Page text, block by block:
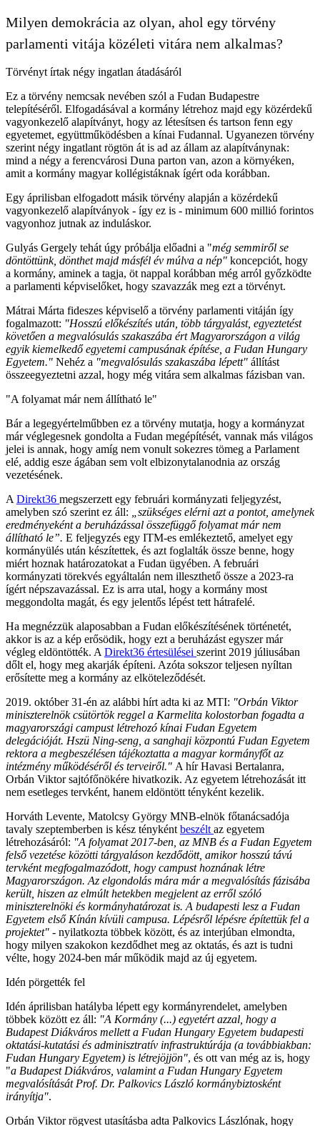
Milyen demokrácia az olyan, ahol egy törvény
parlamenti vitája közéleti vitára nem alkalmas?
Törvényt írtak négy ingatlan átadásáról
Ez a törvény nemcsak nevében szól a Fudan Budapestre
telepítéséről. Elfogadásával a kormány létrehoz majd egy közérdekű
vagyonkezelő alapítványt, hogy az létesítsen és tartson fenn egy
egyetemet, együttműködésben a kínai Fudannal. Ugyanezen törvény
szerint négy ingatlant rögtön át is ad az állam az alapítványnak:
mind a négy a ferencvárosi Duna parton van, azon a környéken,
amit a kormány magyar kollégistáknak ígért oda korábban.
Egy áprilisban elfogadott másik törvény alapján a közérdekű
vagyonkezelő alapítványok - így ez is - minimum 600 millió forintos
vagyonhoz jutnak az induláskor.
Gulyás Gergely tehát úgy próbálja előadni a "még semmiről se
döntöttünk, dönthet majd másfél év múlva a nép" koncepciót, hogy
a kormány, aminek a tagja, öt nappal korábban még arról győzködte
a parlamenti képviselőket, hogy szavazzák meg ezt a törvényt.
Mátrai Márta fideszes képviselő a törvény parlamenti vitáján így
fogalmazott: "Hosszú előkészítés után, több tárgyalást, egyeztetést
követően a megvalósulás szakaszába ért Magyarországon a világ
egyik kiemelkedő egyetemi campusának építése, a Fudan Hungary
Egyetem." Nehéz a "megvalósulás szakaszába lépett" állítást
összeegyeztetni azzal, hogy még vitára sem alkalmas fázisban van.
"A folyamat már nem állítható le"
Bár a legegyértelműbben ez a törvény mutatja, hogy a kormányzat
már véglegesnek gondolta a Fudan megépítését, vannak más világos
jelei is annak, hogy amíg nem vonult sokezres tömeg a Parlament
elé, addig esze ágában sem volt elbizonytalanodnia az ország
vezetésének.
A Direkt36 megszerzett egy februári kormányzati feljegyzést,
amelyben szó szerint ez áll:
„szükséges elérni azt a pontot, amelynek
eredményeként a beruházással összefüggő folyamat már nem
állítható le”. E feljegyzés egy ITM-es emlékeztető, amelyet egy
kormányülés után készítettek, és azt foglalták össze benne, hogy
miért hoznak határozatokat a Fudan ügyében. A februári
kormányzati törekvés egyáltalán nem illeszthető össze a 2023-ra
ígért népszavazással. Ez is arra utal, hogy a kormány most
meggondolta magát, és egy jelentős lépést tett hátrafelé.
Ha megnézzük alaposabban a Fudan előkészítésének történetét,
akkor is az a kép erősödik, hogy ezt a beruházást egyszer már
végleg eldöntötték. A Direkt36 értesülései szerint 2019 júliusában
dőlt el, hogy meg akarják építeni. Azóta sokszor teljesen nyíltan
erősítette meg a kormány az elköteleződését.
2019. október 31-én az alábbi hírt adta ki az MTI: "Orbán Viktor
miniszterelnök csütörtök reggel a Karmelita kolostorban fogadta a
magyarországi campust létrehozó kínai Fudan Egyetem
delegációját. Hszü Ning-seng, a sanghaji központú Fudan Egyetem
rektora a megbeszélésen tájékoztatta a magyar kormányfőt az
intézmény működéséről és terveiről." A hír Havasi Bertalanra,
Orbán Viktor sajtófőnökére hivatkozik. Az egyetem létrehozását itt
nem esetleges tervként, hanem eldöntött tényként kezelik.
Horváth Levente, Matolcsy György MNB-elnök főtanácsadója
tavaly szeptemberben is kész tényként beszélt az egyetem
létrehozásáról: "A folyamat 2017-ben, az MNB és a Fudan Egyetem
felső vezetése közötti tárgyaláson kezdődött, amikor hosszú távú
tervként megfogalmazódott, hogy campust hoznának létre
Magyarországon. Az elgondolás mára már a megvalósítás fázisába
került, hiszen az elmúlt hetekben megjelent az erről szóló
miniszterelnöki és kormányhatározat is. A budapesti lesz a Fudan
Egyetem első Kínán kívüli campusa. Lépésről lépésre építettük fel a
projektet" - nyilatkozta többek között, és az interjúban elmondta,
hogy milyen szakokon kezdődhet meg az oktatás, és azt is tudni
vélte, hogy 2024-ben már működik majd az új egyetem.
Idén pörgették fel
Idén áprilisban hatályba lépett egy kormányrendelet, amelyben
többek között ez áll: "A Kormány (...) egyetért azzal, hogy a
Budapest Diákváros mellett a Fudan Hungary Egyetem budapesti
oktatási-kutatási és adminisztratív infrastruktúrája (a továbbiakban:
Fudan Hungary Egyetem) is létrejöjjön", és ott van még az is, hogy
"a Budapest Diákváros, valamint a Fudan Hungary Egyetem
megvalósítását Prof. Dr. Palkovics László kormánybiztosként
irányítja".
Orbán Viktor rögvest utasításba adta Palkovics Lászlónak, hogy